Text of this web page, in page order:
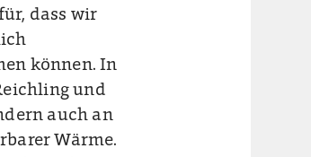
dass wir
können. In
und
auch an
Wärme.